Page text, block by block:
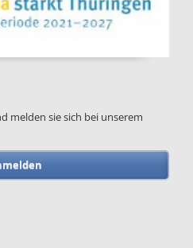
melden sie sich bei unserem